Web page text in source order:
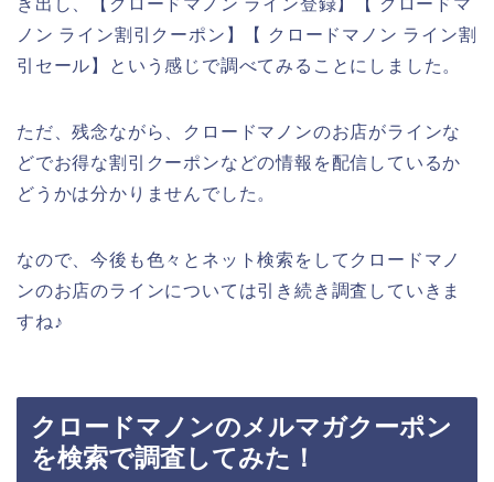
ノン ライン割引クーポン】【 クロードマノン ライン割
引セール】という感じで調べてみることにしました。
ただ、残念ながら、クロードマノンのお店がラインな
どでお得な割引クーポンなどの情報を配信しているか
どうかは分かりませんでした。
なので、今後も色々とネット検索をしてクロードマノ
ンのお店のラインについては引き続き調査していきま
すね♪
クロードマノンのメルマガクーポン
を検索で調査してみた！